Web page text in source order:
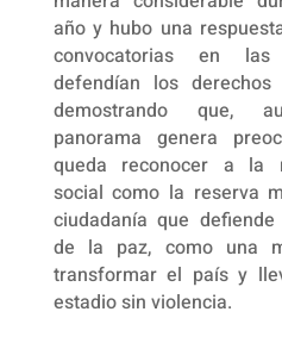
año y hubo una
convocatorias en
defendían los derechos
demostrando que,
panorama genera
queda reconocer a la
social como la reserva
ciudadanía que
de la paz, como una
transformar el país y
estadio sin violencia.